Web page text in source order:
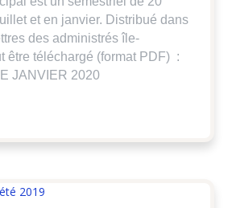
et en janvier. Distribué dans
des administrés île-
être téléchargé (format PDF) :
JANVIER 2020